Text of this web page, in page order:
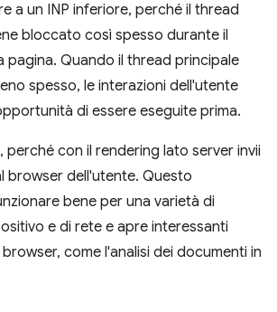
a un INP inferiore, perché il thread
bloccato così spesso durante il
pagina. Quando il thread principale
spesso, le interazioni dell'utente
di essere eseguite prima.
perché con il rendering lato server invii
browser dell'utente. Questo
bene per una varietà di
e di rete e apre interessanti
come l'analisi dei documenti in